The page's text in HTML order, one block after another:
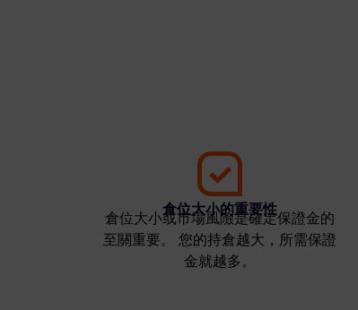
倉位大小的重要性
倉位大小或市場風險是確定保證金的
至關重要。 您的持倉越大，所需保證
金就越多。